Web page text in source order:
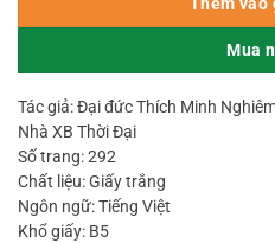
Mua
Tác giả: Đại đức Thích Minh
Nhà XB Thời Đại
Số trang: 292
Chất liệu: Giấy trắng
Ngôn ngữ: Tiếng Việt
Khổ giấy: B5